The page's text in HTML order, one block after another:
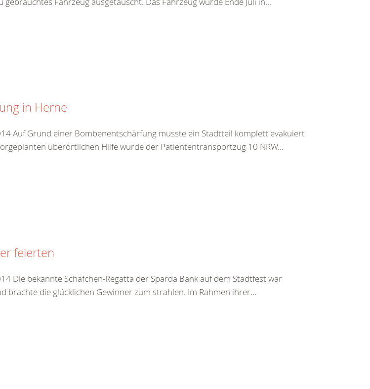
in Herne
Auf Grund einer Bombenentschärfung musste ein Stadtteil komplett evakuiert
überörtlichen Hilfe wurde der Patiententransportzug 10 NRW...
feierten
Die bekannte Schäfchen-Regatta der Sparda Bank auf dem Stadtfest war
brachte die glücklichen Gewinner zum strahlen. Im Rahmen ihrer...